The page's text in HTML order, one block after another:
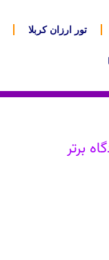
تور ارزان کربلا